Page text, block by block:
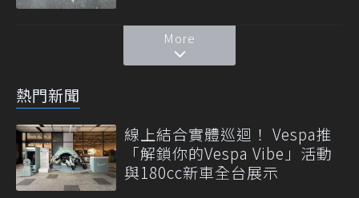
More
熱門新聞
線上結合實體巡迴！ Vespa推
「解鎖你的Vespa Vibe」活動
與180cc新車全台展示